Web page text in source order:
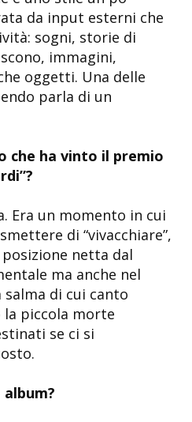
da input esterni che
sogni, storie di
immagini,
oggetti. Una delle
parla di un
che ha vinto il premio
Era un momento in cui
di “vivacchiare”,
netta dal
ma anche nel
salma di cui canto
piccola morte
se ci si